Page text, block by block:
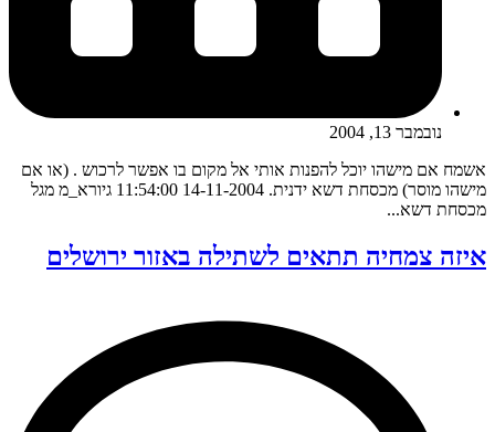
נובמבר 13, 2004
אשמח אם מישהו יוכל להפנות אותי אל מקום בו אפשר לרכוש . (או אם
מישהו מוסר) מכסחת דשא ידנית. 14-11-2004 11:54:00 גיורא_מ מגל
מכסחת דשא...
איזה צמחיה תתאים לשתילה באזור ירושלים